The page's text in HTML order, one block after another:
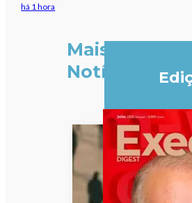
há 1 hora
Mais
Notícias